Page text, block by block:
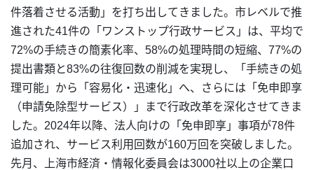
件落着させる活動」を打ち出してきました。市レベルで推
進された41件の「ワンストップ行政サービス」は、平均で
72%の手続きの簡素化率、58%の処理時間の短縮、77%の
提出書類と83%の往復回数の削減を実現し、「手続きの処
理可能」から「容易化・迅速化」へ、さらには「免申即享
（申請免除型サービス）」まで行政改革を深化させてきま
した。2024年以降、法人向けの「免申即享」事項が78件
追加され、サービス利用回数が160万回を突破しました。
先月、上海市経済・情報化委員会は3000社以上の企業口